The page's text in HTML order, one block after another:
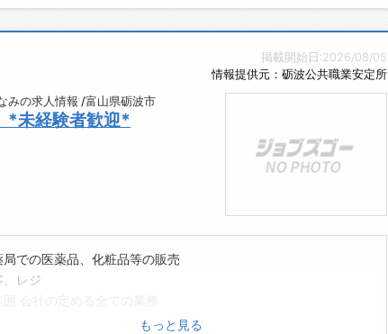
掲載開始日:2026/08/05
情報提供元：砺波公共職業安定所
みの求人情報 /富山県砺波市
未経験者歓迎*
局での医薬品、化粧品等の販売
、レジ
を希望される方は、事前にハローワークの「紹介状」の交付
もっと見る